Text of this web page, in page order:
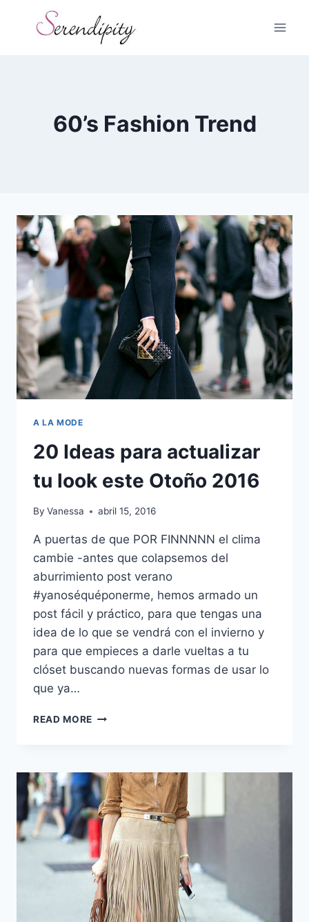
60’s Fashion Trend
A LA MODE
20 Ideas para actualizar
tu look este Otoño 2016
By Vanessa abril 15, 2016
A puertas de que POR FINNNNN el clima
cambie -antes que colapsemos del
aburrimiento post verano
#yanoséquéponerme, hemos armado un
post fácil y práctico, para que tengas una
idea de lo que se vendrá con el invierno y
para que empieces a darle vueltas a tu
clóset buscando nuevas formas de usar lo
que ya…
READ MORE 20
TU
LOOK
ESTE
OTOÑO
2016